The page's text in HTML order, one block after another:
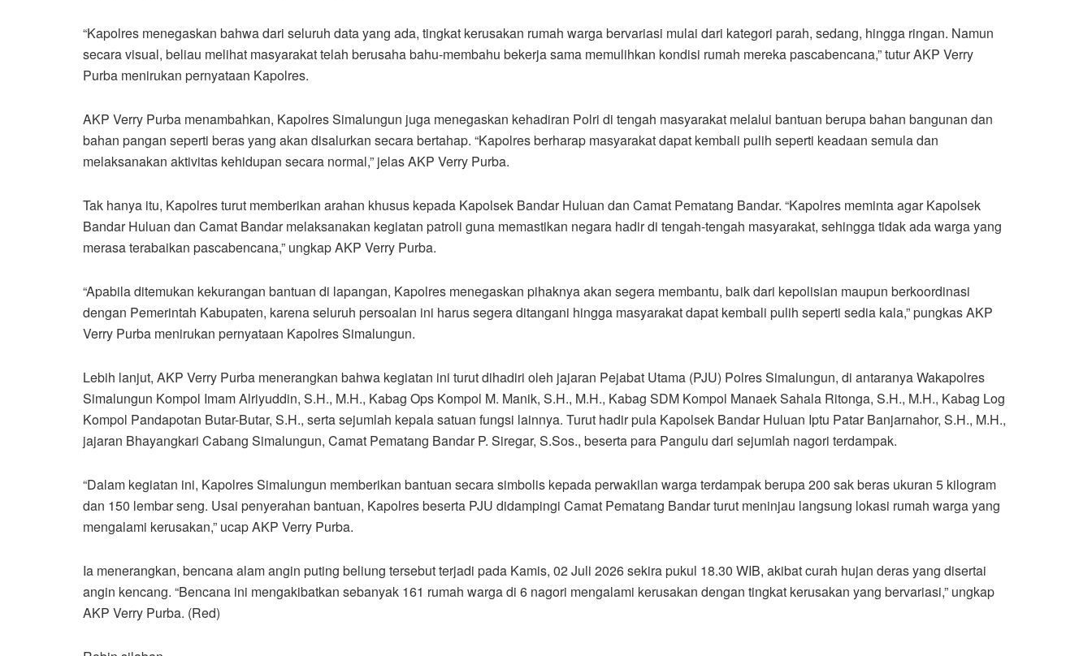
“Kapolres menegaskan bahwa dari seluruh data yang ada, tingkat kerusakan rumah warga bervariasi mulai dari kategori parah, sedang, hingga ringan. Namun
secara visual, beliau melihat masyarakat telah berusaha bahu-membahu bekerja sama memulihkan kondisi rumah mereka pascabencana,” tutur AKP Verry
Purba menirukan pernyataan Kapolres.
AKP Verry Purba menambahkan, Kapolres Simalungun juga menegaskan kehadiran Polri di tengah masyarakat melalui bantuan berupa bahan bangunan dan
bahan pangan seperti beras yang akan disalurkan secara bertahap. “Kapolres berharap masyarakat dapat kembali pulih seperti keadaan semula dan
melaksanakan aktivitas kehidupan secara normal,” jelas AKP Verry Purba.
Tak hanya itu, Kapolres turut memberikan arahan khusus kepada Kapolsek Bandar Huluan dan Camat Pematang Bandar. “Kapolres meminta agar Kapolsek
Bandar Huluan dan Camat Bandar melaksanakan kegiatan patroli guna memastikan negara hadir di tengah-tengah masyarakat, sehingga tidak ada warga yang
merasa terabaikan pascabencana,” ungkap AKP Verry Purba.
“Apabila ditemukan kekurangan bantuan di lapangan, Kapolres menegaskan pihaknya akan segera membantu, baik dari kepolisian maupun berkoordinasi
dengan Pemerintah Kabupaten, karena seluruh persoalan ini harus segera ditangani hingga masyarakat dapat kembali pulih seperti sedia kala,” pungkas AKP
Verry Purba menirukan pernyataan Kapolres Simalungun.
Lebih lanjut, AKP Verry Purba menerangkan bahwa kegiatan ini turut dihadiri oleh jajaran Pejabat Utama (PJU) Polres Simalungun, di antaranya Wakapolres
Simalungun Kompol Imam Alriyuddin, S.H., M.H., Kabag Ops Kompol M. Manik, S.H., M.H., Kabag SDM Kompol Manaek Sahala Ritonga, S.H., M.H., Kabag Log
Kompol Pandapotan Butar-Butar, S.H., serta sejumlah kepala satuan fungsi lainnya. Turut hadir pula Kapolsek Bandar Huluan Iptu Patar Banjarnahor, S.H., M.H.,
jajaran Bhayangkari Cabang Simalungun, Camat Pematang Bandar P. Siregar, S.Sos., beserta para Pangulu dari sejumlah nagori terdampak.
“Dalam kegiatan ini, Kapolres Simalungun memberikan bantuan secara simbolis kepada perwakilan warga terdampak berupa 200 sak beras ukuran 5 kilogram
dan 150 lembar seng. Usai penyerahan bantuan, Kapolres beserta PJU didampingi Camat Pematang Bandar turut meninjau langsung lokasi rumah warga yang
mengalami kerusakan,” ucap AKP Verry Purba.
Ia menerangkan, bencana alam angin puting beliung tersebut terjadi pada Kamis, 02 Juli 2026 sekira pukul 18.30 WIB, akibat curah hujan deras yang disertai
angin kencang. “Bencana ini mengakibatkan sebanyak 161 rumah warga di 6 nagori mengalami kerusakan dengan tingkat kerusakan yang bervariasi,” ungkap
AKP Verry Purba. (Red)